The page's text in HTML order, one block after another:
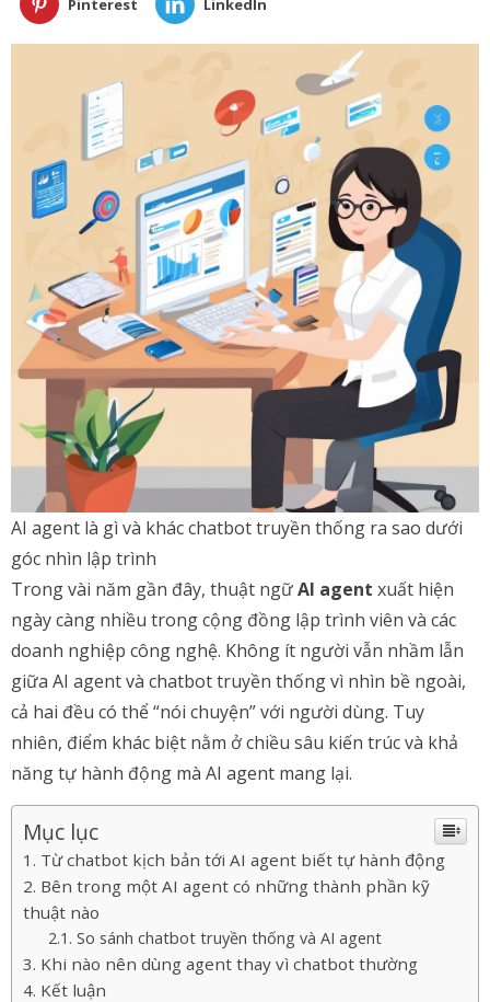
Pinterest LinkedIn
AI agent là gì và khác chatbot truyền thống ra sao dưới
góc nhìn lập trình
Trong vài năm gần đây, thuật ngữAI agent xuất hiện
ngày càng nhiều trong cộng đồng lập trình viên và các
doanh nghiệp công nghệ. Không ít người vẫn nhầm lẫn
giữa AI agent và chatbot truyền thống vì nhìn bề ngoài,
cả hai đều có thể “nói chuyện” với người dùng. Tuy
nhiên, điểm khác biệt nằm ở chiều sâu kiến trúc và khả
năng tự hành động mà AI agent mang lại.
Mục lục
Từ chatbot kịch bản tới AI agent biết tự hành động
Bên trong một AI agent có những thành phần kỹ
thuật nào
So sánh chatbot truyền thống và AI agent
Khi nào nên dùng agent thay vì chatbot thường
Kết luận